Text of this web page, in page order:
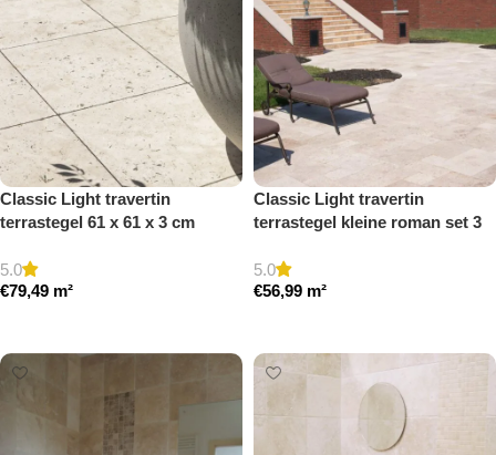
Classic Light travertin
terrastegel 61 x 61 x 3 cm
5.0
€79,49 m²
Classic Light travertin
terrastegel kleine roman set 3
5.0
€56,99 m²